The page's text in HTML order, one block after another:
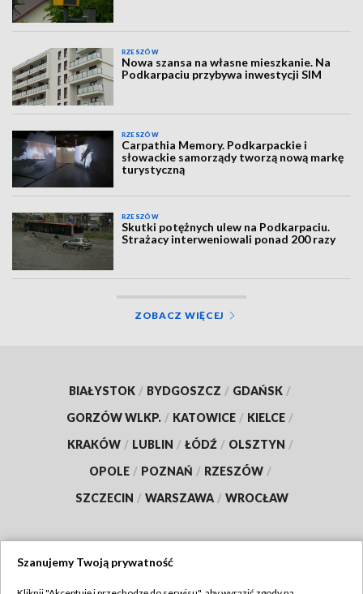
RZESZÓW
Nowa szansa na własne mieszkanie. Na
Podkarpaciu przybywa inwestycji SIM
RZESZÓW
Carpathia Memory. Podkarpackie i
słowackie samorządy tworzą nową markę
turystyczną
RZESZÓW
Skutki potężnych ulew na Podkarpaciu.
Strażacy interweniowali ponad 200 razy
ZOBACZ WIĘCEJ
BIAŁYSTOK / BYDGOSZCZ / GDAŃSK /
GORZÓW WLKP. / KATOWICE / KIELCE /
KRAKÓW / LUBLIN / ŁÓDŹ / OLSZTYN /
OPOLE / POZNAŃ / RZESZÓW /
SZCZECIN / WARSZAWA / WROCŁAW
Szanujemy Twoją prywatność